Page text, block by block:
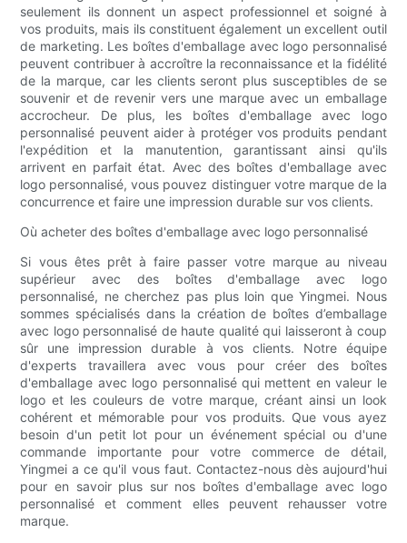
seulement ils donnent un aspect professionnel et soigné à
vos produits, mais ils constituent également un excellent outil
de marketing. Les boîtes d'emballage avec logo personnalisé
peuvent contribuer à accroître la reconnaissance et la fidélité
de la marque, car les clients seront plus susceptibles de se
souvenir et de revenir vers une marque avec un emballage
accrocheur. De plus, les boîtes d'emballage avec logo
personnalisé peuvent aider à protéger vos produits pendant
l'expédition et la manutention, garantissant ainsi qu'ils
arrivent en parfait état. Avec des boîtes d'emballage avec
logo personnalisé, vous pouvez distinguer votre marque de la
concurrence et faire une impression durable sur vos clients.
Où acheter des boîtes d'emballage avec logo personnalisé
Si vous êtes prêt à faire passer votre marque au niveau
supérieur avec des boîtes d'emballage avec logo
personnalisé, ne cherchez pas plus loin que Yingmei. Nous
sommes spécialisés dans la création de boîtes d’emballage
avec logo personnalisé de haute qualité qui laisseront à coup
sûr une impression durable à vos clients. Notre équipe
d'experts travaillera avec vous pour créer des boîtes
d'emballage avec logo personnalisé qui mettent en valeur le
logo et les couleurs de votre marque, créant ainsi un look
cohérent et mémorable pour vos produits. Que vous ayez
besoin d'un petit lot pour un événement spécial ou d'une
commande importante pour votre commerce de détail,
Yingmei a ce qu'il vous faut. Contactez-nous dès aujourd'hui
pour en savoir plus sur nos boîtes d'emballage avec logo
personnalisé et comment elles peuvent rehausser votre
marque.